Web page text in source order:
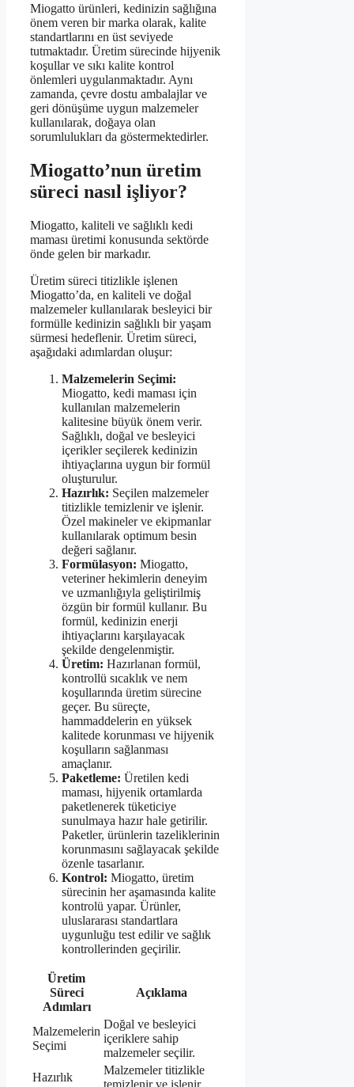
Miogatto ürünleri, kedinizin sağlığına
önem veren bir marka olarak, kalite
standartlarını en üst seviyede
tutmaktadır. Üretim sürecinde hijyenik
koşullar ve sıkı kalite kontrol
önlemleri uygulanmaktadır. Aynı
zamanda, çevre dostu ambalajlar ve
geri dönüşüme uygun malzemeler
kullanılarak, doğaya olan
sorumlulukları da göstermektedirler.
Miogatto’nun üretim
süreci nasıl işliyor?
Miogatto, kaliteli ve sağlıklı kedi
maması üretimi konusunda sektörde
önde gelen bir markadır.
Üretim süreci titizlikle işlenen
Miogatto’da, en kaliteli ve doğal
malzemeler kullanılarak besleyici bir
formülle kedinizin sağlıklı bir yaşam
sürmesi hedeflenir. Üretim süreci,
aşağıdaki adımlardan oluşur:
Malzemelerin Seçimi:
Miogatto, kedi maması için
kullanılan malzemelerin
kalitesine büyük önem verir.
Sağlıklı, doğal ve besleyici
içerikler seçilerek kedinizin
ihtiyaçlarına uygun bir formül
oluşturulur.
Hazırlık: Seçilen malzemeler
titizlikle temizlenir ve işlenir.
Özel makineler ve ekipmanlar
kullanılarak optimum besin
değeri sağlanır.
Formülasyon: Miogatto,
veteriner hekimlerin deneyim
ve uzmanlığıyla geliştirilmiş
özgün bir formül kullanır. Bu
formül, kedinizin enerji
ihtiyaçlarını karşılayacak
şekilde dengelenmiştir.
Üretim: Hazırlanan formül,
kontrollü sıcaklık ve nem
koşullarında üretim sürecine
geçer. Bu süreçte,
hammaddelerin en yüksek
kalitede korunması ve hijyenik
koşulların sağlanması
amaçlanır.
Paketleme: Üretilen kedi
maması, hijyenik ortamlarda
paketlenerek tüketiciye
sunulmaya hazır hale getirilir.
Paketler, ürünlerin tazeliklerinin
korunmasını sağlayacak şekilde
özenle tasarlanır.
Kontrol: Miogatto, üretim
sürecinin her aşamasında kalite
kontrolü yapar. Ürünler,
uluslararası standartlara
uygunluğu test edilir ve sağlık
kontrollerinden geçirilir.
Üretim
Süreci
Adımları
Açıklama
Malzemelerin
Seçimi
Doğal ve besleyici
içeriklere sahip
malzemeler seçilir.
Hazırlık
Malzemeler titizlikle
temizlenir ve işlenir.